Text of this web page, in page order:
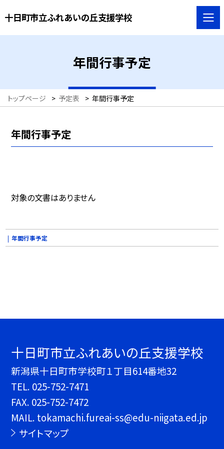
十日町市立ふれあいの丘支援学校
年間行事予定
トップページ > 予定表 > 年間行事予定
年間行事予定
対象の文書はありません
年間行事予定
十日町市立ふれあいの丘支援学校
新潟県十日町市学校町１丁目614番地32
TEL. 025-752-7471
FAX. 025-752-7472
MAIL. tokamachi.fureai-ss@edu-niigata.ed.jp
サイトマップ